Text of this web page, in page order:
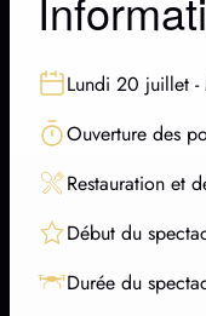
Lundi 20 juillet
Ouverture des
Restauration et
Début du
Durée du